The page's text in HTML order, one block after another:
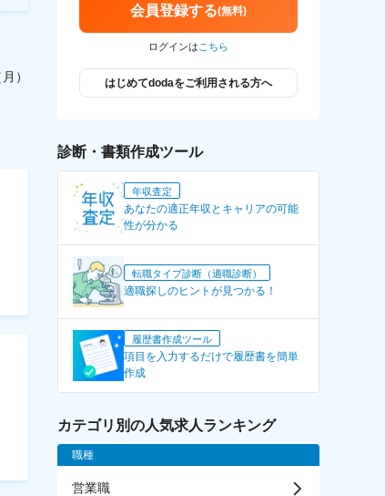
転職セミナー動画
）
会員登録する(無料)
ログインは こちら
はじめてdodaをご利用される方へ
診断・書類作成ツール
年収査定
あなたの適正年収とキャリアの可能
性が分かる
転職タイプ診断（適職診断）
適職探しのヒントが見つかる！
履歴書作成ツール
項目を入力するだけで履歴書を簡単
作成
カテゴリ別の人気求人ランキング
職種
営業職